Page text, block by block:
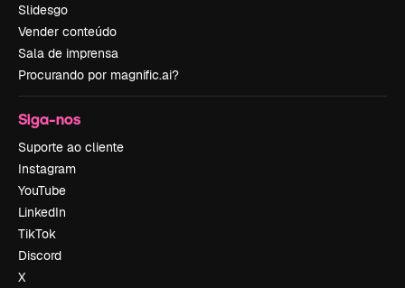
Slidesgo
Vender conteúdo
Sala de imprensa
Procurando por magnific.ai?
Siga-nos
Suporte ao cliente
Instagram
YouTube
LinkedIn
TikTok
Discord
X